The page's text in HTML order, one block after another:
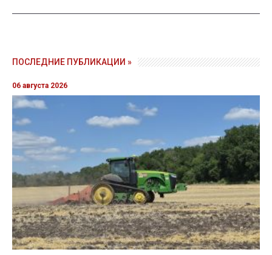
ПОСЛЕДНИЕ ПУБЛИКАЦИИ »
06 августа 2026